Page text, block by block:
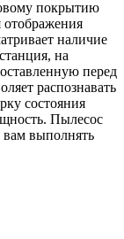
покрытию
отображения
наличие
на
перед
распознавать
состояния
Пылесос
выполнять